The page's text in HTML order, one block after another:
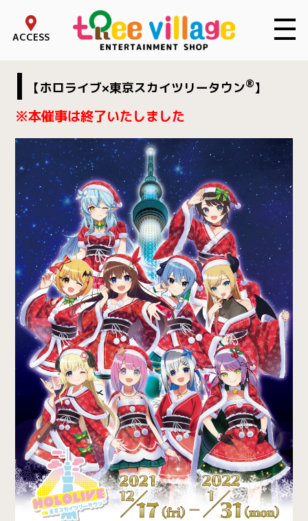
ACCESS toggle
【ホロライブ×東京スカイツリータウン®】
※本催事は終了いたしました